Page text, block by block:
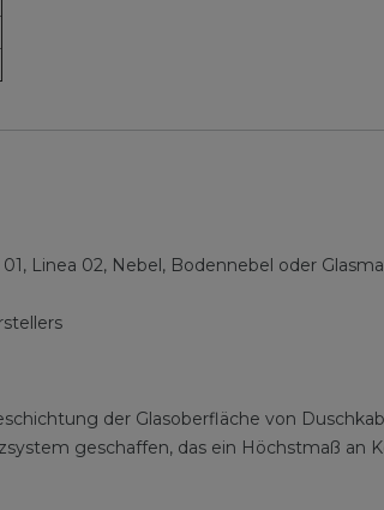
01, Linea 02, Nebel, Bodennebel oder
der Glasoberfläche von
geschaffen, das ein Höchstmaß